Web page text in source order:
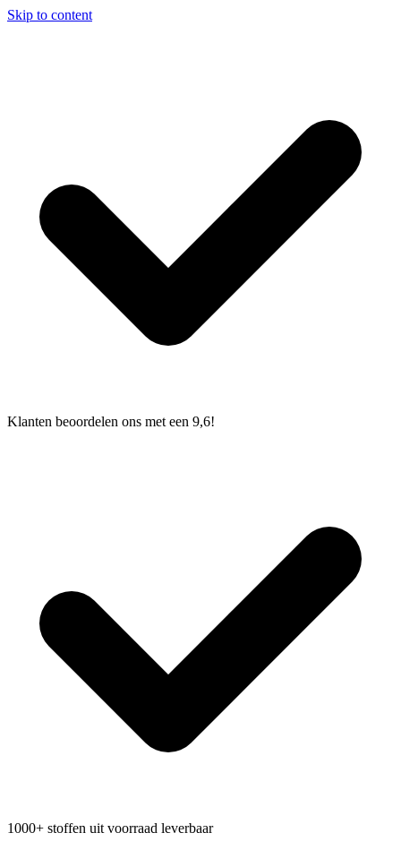
Skip to content
Klanten beoordelen ons met een 9,6!
1000+ stoffen uit voorraad leverbaar